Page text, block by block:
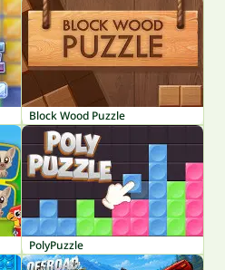
Block Wood Puzzle
PolyPuzzle